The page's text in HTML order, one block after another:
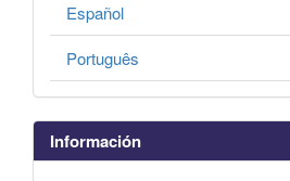
Español
Português
Información